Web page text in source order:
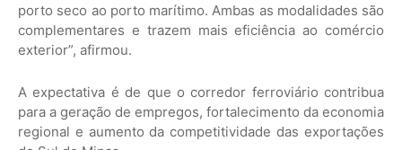
porto seco ao porto marítimo. Ambas as modalidades são
complementares e trazem mais eficiência ao comércio
exterior”, afirmou.
A expectativa é de que o corredor ferroviário contribua
para a geração de empregos, fortalecimento da economia
regional e aumento da competitividade das exportações